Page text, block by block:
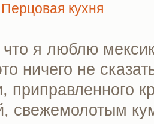
Перцовая кухня
что я люблю
ничего не
приправленного
свежемолотым